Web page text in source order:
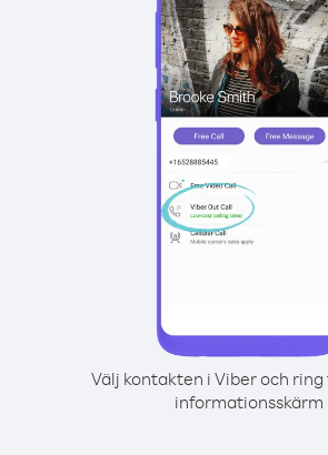
Välj kontakten i Viber och
informationsskärm